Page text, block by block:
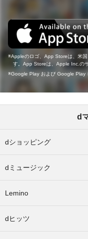
Appleのロゴ、App Storeは、米
す。App Storeは、Apple Inc.の
Google Play および Google Play
d
dショッピング
dミュージック
Lemino
dヒッツ